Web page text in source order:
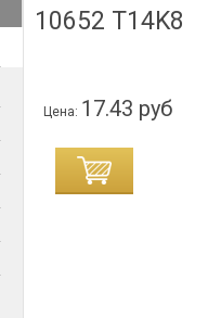
10652 T14K8
Цена: 17.43 руб